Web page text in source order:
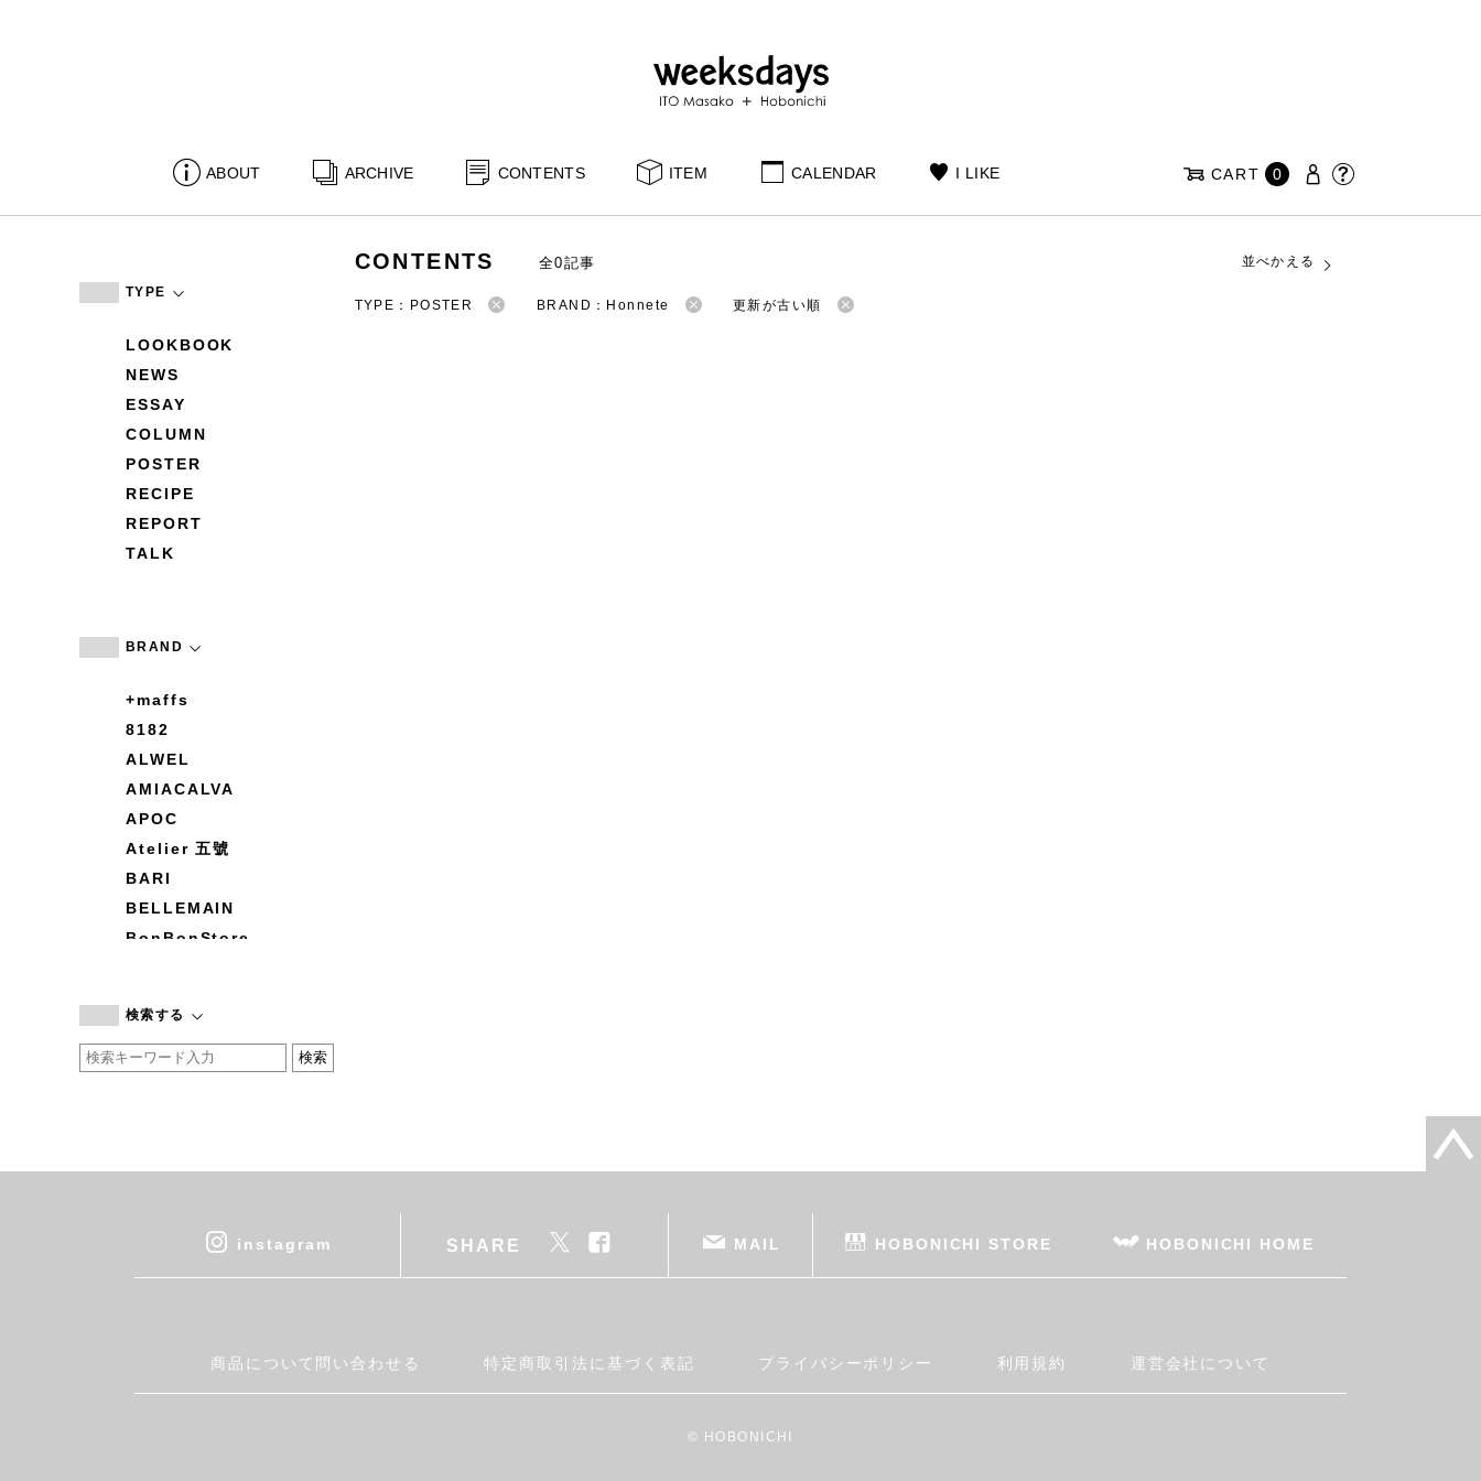
ABOUT ARCHIVE CONTENTS ITEM CALENDAR I LIKE CART 0
TYPE
LOOKBOOK
NEWS
ESSAY
COLUMN
POSTER
RECIPE
REPORT
TALK
BRAND
+maffs
8182
ALWEL
AMIACALVA
APOC
Atelier 五號
BARI
BELLEMAIN
BonBonStore
by basics
CATWORTH
cohan
DEAN & DELUCA
Fatima Morocco
検索する
CONTENTS 全0記事 並べかえる
TYPE：POSTER BRAND：Honnete 更新が古い順
instagram SHARE MAIL HOBONICHI STORE HOBONICHI HOME
商品について問い合わせる 特定商取引法に基づく表記 プライバシーポリシー 利用規約 運営会社について
© HOBONICHI